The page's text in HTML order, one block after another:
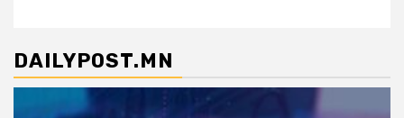
DAILYPOST.MN